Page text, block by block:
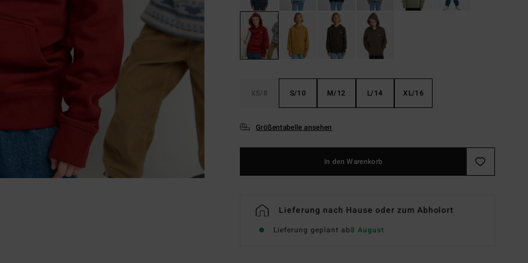
XS/8 S/10 M/12 L/14 XL/16
Größentabelle ansehen
In den Warenkorb
Lieferung nach Hause oder zum Abholort
Lieferung geplant ab8 August